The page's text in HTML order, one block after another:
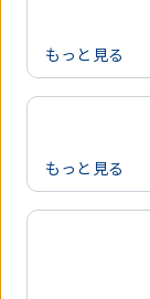
もっと見る
もっと見る